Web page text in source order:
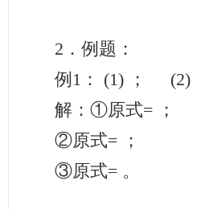
2．例题：
例1： (1) ；
解：①原式= ；
②原式= ；
③原式= 。